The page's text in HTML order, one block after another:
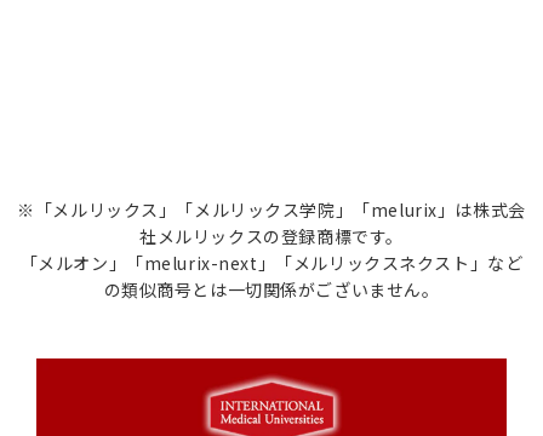
※「メルリックス」「メルリックス学院」「melurix」は株式会
社メルリックスの登録商標です。
「メルオン」「melurix-next」「メルリックスネクスト」など
の類似商号とは一切関係がございません。